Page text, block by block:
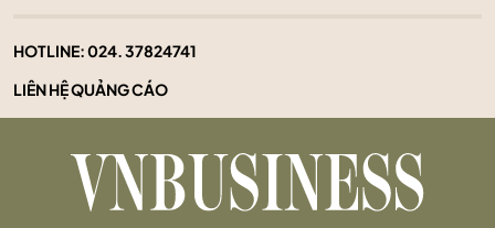
HOTLINE:024. 37824741
LIÊN HỆ QUẢNG CÁO